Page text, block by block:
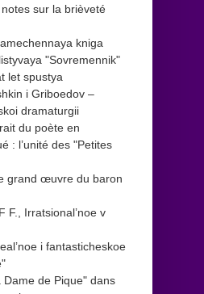
sur la brièveté
kniga
"Sovremennik"
let spustya
i Griboedov –
dramaturgii
du poète en
: l’unité des "Petites
grand œuvre du baron
F., Irratsional’noe v
i fantasticheskoe
Dame de Pique" dans